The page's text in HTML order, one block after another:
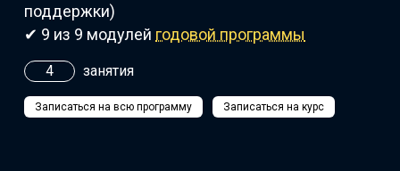
поддержки)
✔ 9 из 9 модулей годовой программы
4 занятия
Записаться на всю программу Записаться на курс